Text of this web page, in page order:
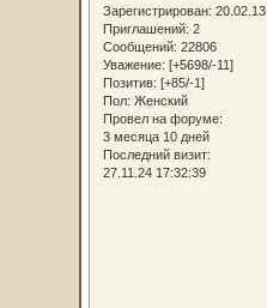
Зарегистрирован: 20.02.13
Приглашений: 2
Сообщений: 22806
Уважение: [+5698/-11]
Позитив: [+85/-1]
Пол: Женский
Провел на форуме:
3 месяца 10 дней
Последний визит:
27.11.24 17:32:39